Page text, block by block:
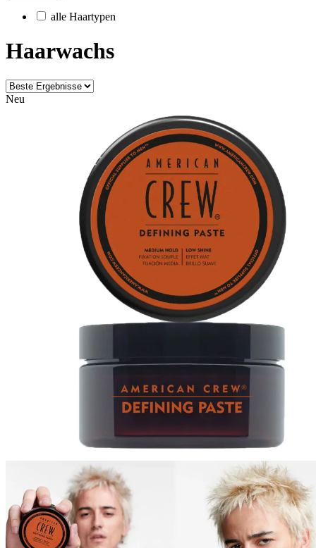
alle Haartypen
Haarwachs
Neu